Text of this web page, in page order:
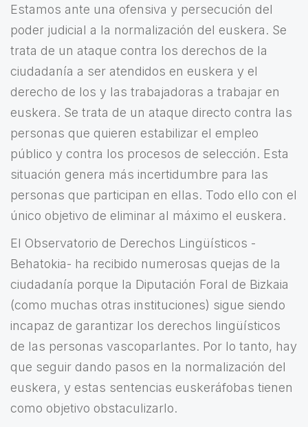
Estamos ante una ofensiva y persecución del
poder judicial a la normalización del euskera. Se
trata de un ataque contra los derechos de la
ciudadanía a ser atendidos en euskera y el
derecho de los y las trabajadoras a trabajar en
euskera. Se trata de un ataque directo contra las
personas que quieren estabilizar el empleo
público y contra los procesos de selección. Esta
situación genera más incertidumbre para las
personas que participan en ellas. Todo ello con el
único objetivo de eliminar al máximo el euskera.
El Observatorio de Derechos Lingüísticos -
Behatokia- ha recibido numerosas quejas de la
ciudadanía porque la Diputación Foral de Bizkaia
(como muchas otras instituciones) sigue siendo
incapaz de garantizar los derechos lingüísticos
de las personas vascoparlantes. Por lo tanto, hay
que seguir dando pasos en la normalización del
euskera, y estas sentencias euskeráfobas tienen
como objetivo obstaculizarlo.